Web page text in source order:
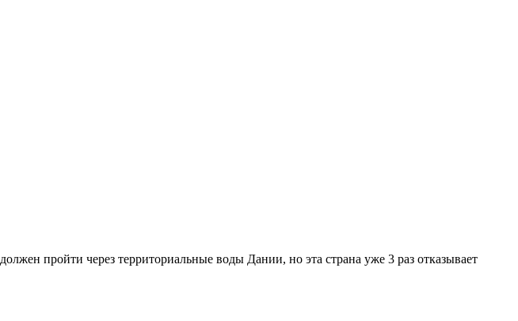
пройти через территориальные воды Дании, но эта страна уже 3 раз отказывает